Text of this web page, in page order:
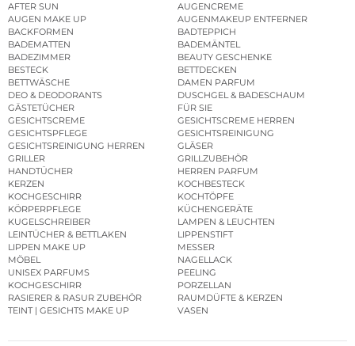
AFTER SUN
AUGENCREME
AUGEN MAKE UP
AUGENMAKEUP ENTFERNER
BACKFORMEN
BADTEPPICH
BADEMATTEN
BADEMÄNTEL
BADEZIMMER
BEAUTY GESCHENKE
BESTECK
BETTDECKEN
BETTWÄSCHE
DAMEN PARFUM
DEO & DEODORANTS
DUSCHGEL & BADESCHAUM
GÄSTETÜCHER
FÜR SIE
GESICHTSCREME
GESICHTSCREME HERREN
GESICHTSPFLEGE
GESICHTSREINIGUNG
GESICHTSREINIGUNG HERREN
GLÄSER
GRILLER
GRILLZUBEHÖR
HANDTÜCHER
HERREN PARFUM
KERZEN
KOCHBESTECK
KOCHGESCHIRR
KOCHTÖPFE
KÖRPERPFLEGE
KÜCHENGERÄTE
KUGELSCHREIBER
LAMPEN & LEUCHTEN
LEINTÜCHER & BETTLAKEN
LIPPENSTIFT
LIPPEN MAKE UP
MESSER
MÖBEL
NAGELLACK
UNISEX PARFUMS
PEELING
KOCHGESCHIRR
PORZELLAN
RASIERER & RASUR ZUBEHÖR
RAUMDÜFTE & KERZEN
TEINT | GESICHTS MAKE UP
VASEN